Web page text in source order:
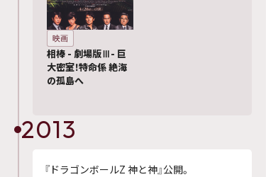
映画
相棒 - 劇場版Ⅲ- 巨
大密室！特命係 絶海
の孤島へ
2013
『ドラゴンボールZ 神と神』公開。